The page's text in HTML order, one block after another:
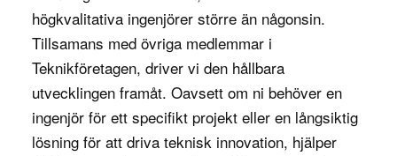
att säkerställa att de är tillräckligt robusta mot
attacker. De arbetar med allt från symmetrisk
kryptering och asymmetrisk kryptering till hashing
och blockchain-teknologier. Kryptografer testar
ständigt sina system för att identifiera potentiella
svagheter och förbättra säkerheten.
högkvalitativa ingenjörer större än någonsin.
Tillsamans med övriga medlemmar i
Teknikföretagen, driver vi den hållbara
utvecklingen framåt. Oavsett om ni behöver en
ingenjör för ett specifikt projekt eller en långsiktig
lösning för att driva teknisk innovation, hjälper